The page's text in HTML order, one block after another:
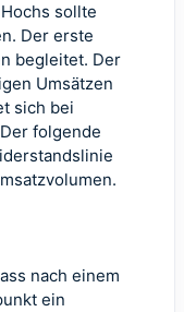
sollte
Der erste
begleitet. Der
Umsätzen
sich bei
folgende
nach einem
ein